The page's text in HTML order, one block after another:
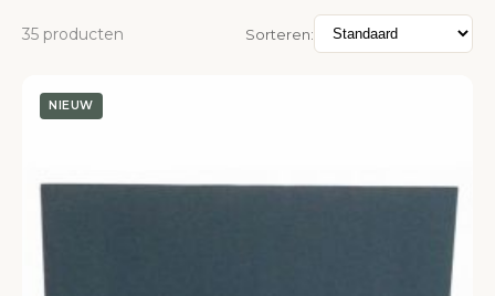
35 producten Sorteren:
NIEUW